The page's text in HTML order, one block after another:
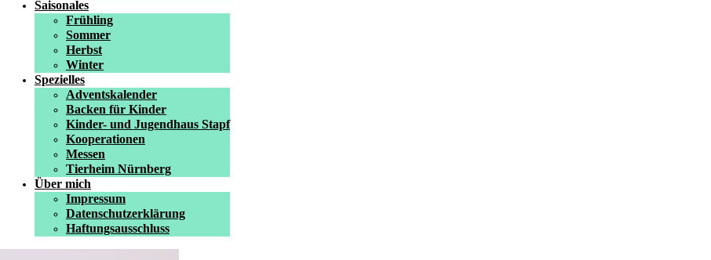
Saisonales
Frühling
Sommer
Herbst
Winter
Spezielles
Adventskalender
Backen für Kinder
Kinder- und Jugendhaus Stapf
Kooperationen
Messen
Tierheim Nürnberg
Über mich
Impressum
Datenschutzerklärung
Haftungsausschluss